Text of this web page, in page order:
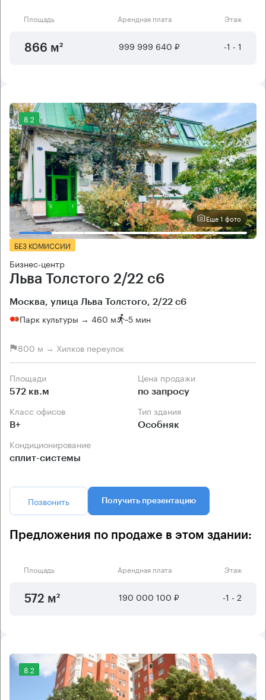
Площадь Арендная плата Этаж
866 м² 999 999 640 ₽ -1 - 1
8.2
Еще 1 фото
БЕЗ КОМИССИИ
Бизнес-центр
Льва Толстого 2/22 с6
Москва, улица Льва Толстого, 2/22 с6
Парк культуры → 460 м ~5 мин
800 м → Хилков переулок
Площади
572 кв.м
Цена продажи
по запросу
Класс офисов
B+
Тип здания
Особняк
Кондиционирование
сплит-системы
Позвонить Получить презентацию
Предложения по продаже в этом здании:
Площадь Арендная плата Этаж
572 м² 190 000 100 ₽ -1 - 2
8.2